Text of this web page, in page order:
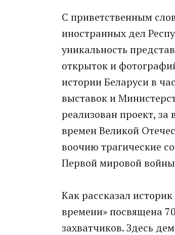
С приветственным
иностранных дел
уникальность
открыток и
истории Беларуси в
выставок и
реализован проект,
времен Великой
воочию трагические
Первой мировой
Как рассказал
времени» посвящена
захватчиков. Здесь